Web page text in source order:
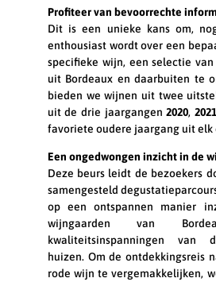
Profiteer van bevoorrechte
Dit is een unieke kans om,
enthousiast wordt over een
specifieke wijn, een selectie
uit Bordeaux en daarbuiten te
bieden we wijnen uit twee
uit de drie jaargangen2020, 2021
favoriete oudere jaargang uit elk
Een ongedwongen inzicht in de
Deze beurs leidt de bezoekers
samengesteld
op een ontspannen manier
wijngaarden van
kwaliteitsinspanningen van
huizen. Om de ontdekkingsreis
rode wijn te vergemakkelijken,